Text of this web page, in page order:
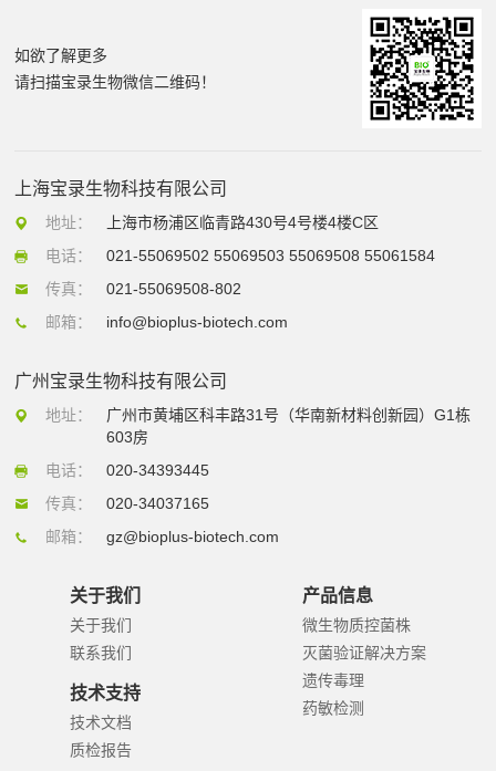
如欲了解更多
请扫描宝录生物微信二维码！
上海宝录生物科技有限公司
地址：
上海市杨浦区临青路430号4号楼4楼C区
电话：
021-55069502 55069503 55069508 55061584
传真：
021-55069508-802
邮箱：
info@bioplus-biotech.com
广州宝录生物科技有限公司
地址：
广州市黄埔区科丰路31号（华南新材料创新园）G1栋
603房
电话：
020-34393445
传真：
020-34037165
邮箱：
gz@bioplus-biotech.com
关于我们
关于我们
联系我们
技术支持
技术文档
质检报告
产品信息
微生物质控菌株
灭菌验证解决方案
遗传毒理
药敏检测